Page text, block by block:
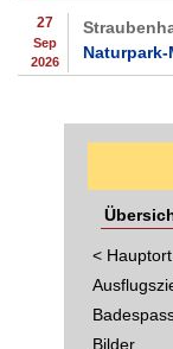
27
Sep
2026
< Hauptort
Bilder